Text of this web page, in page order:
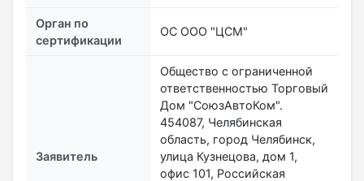
Орган по
сертификации
ОС ООО "ЦСМ"
Заявитель
Общество с ограниченной
ответственностью Торговый
Дом "СоюзАвтоКом".
454087, Челябинская
область, город Челябинск,
улица Кузнецова, дом 1,
офис 101, Российская